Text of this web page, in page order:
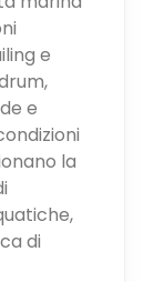
e
e
la
di